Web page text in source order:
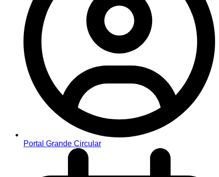
Portal Grande Circular